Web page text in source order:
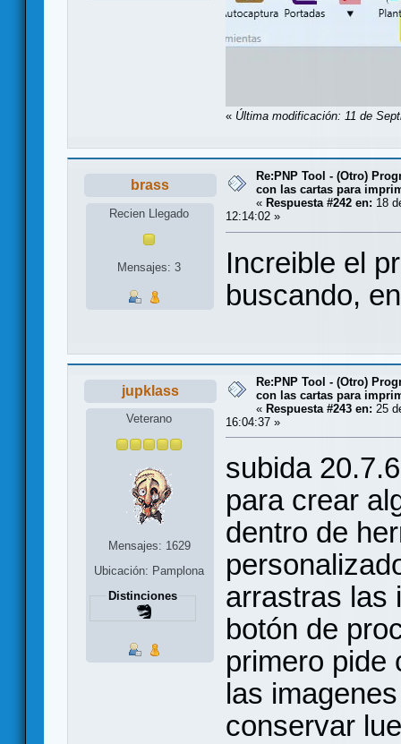
« Última modificación: 11 de
brass
Recien Llegado
Mensajes: 3
Re:PNP Tool - (Otro)
con las cartas para
« Respuesta #242 en: 18
12:14:02 »
Increible el
buscando,
jupklass
Veterano
Mensajes: 1629
Ubicación: Pamplona
Distinciones
Re:PNP Tool - (Otro)
con las cartas para
« Respuesta #243 en: 25
16:04:37 »
subida
para crear
dentro de
arrastras las
botón de
primero pide
las
conservar